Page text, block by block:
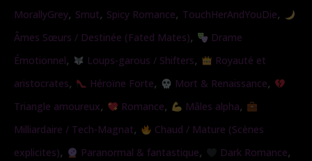
MorallyGrey, Smut, Spicy Romance, TouchHerAndYouDie,
Âmes Sœurs / Destinée (Fated Mates),
Drame
Émotionnel, Loups-garous / Shifters,
Royauté et
aristocrates, Héroïne Forte, Mort & Renaissance,
Triangle amoureux, Romance, Mâles alpha,
Milliardaire / Tech-Magnat,
Chaud / Mature (Scènes
explicites), Paranormal & fantastique, Dark Romance,